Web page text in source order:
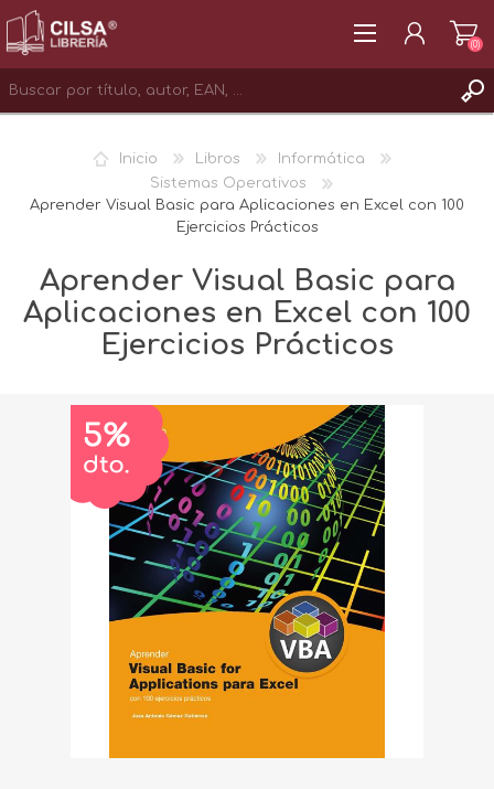
INICIAR SESIÓN
(0)
Inicio Libros
Informática
Sistemas Operativos
Aprender Visual Basic para Aplicaciones en Excel con 100
Ejercicios Prácticos
Aprender Visual Basic para
Aplicaciones en Excel con 100
Ejercicios Prácticos